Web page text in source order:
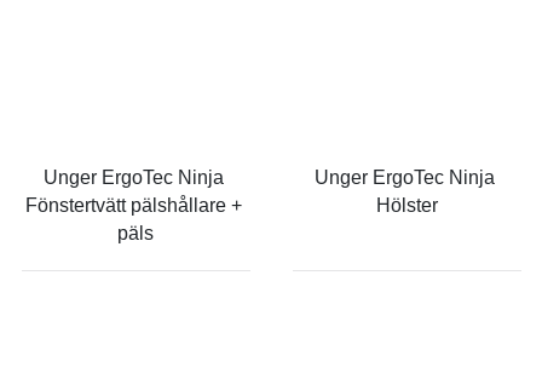
Unger ErgoTec Ninja
Fönstertvätt pälshållare +
päls
Unger ErgoTec Ninja
Hölster